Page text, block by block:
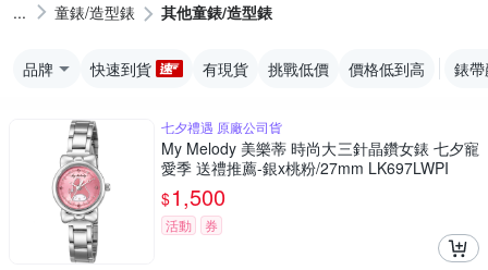
童錶/造型錶 其他童錶/造型錶
品牌 快速到貨 有現貨 挑戰低價 價格低到高 錶
七夕禮遇 原廠公司貨
My Melody 美樂蒂 時尚大三針晶鑽女錶 七夕寵
愛季 送禮推薦-銀x桃粉/27mm LK697LWPI
$1,500
活動 券